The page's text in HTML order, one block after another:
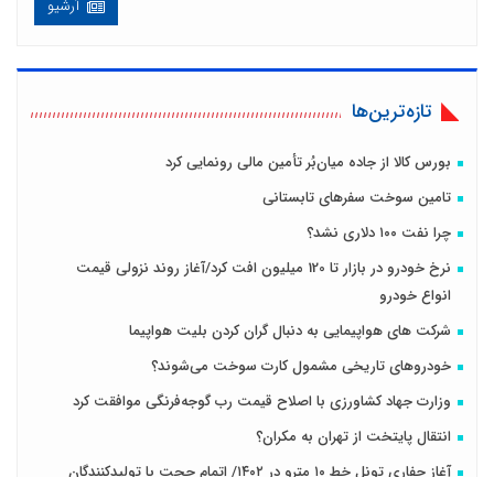
آرشیو
تازه‌ترین‌ها
بورس کالا از جاده میان‌بُر تأمین مالی رونمایی کرد
تامین سوخت سفرهای تابستانی
چرا نفت ۱۰۰ دلاری نشد؟
نرخ خودرو در بازار تا 120 میلیون افت کرد/آغاز روند نزولی قیمت
انواع خودرو
شرکت های هواپیمایی به دنبال گران کردن بلیت هواپیما
خودروهای تاریخی مشمول کارت سوخت می‌شوند؟
وزارت جهاد کشاورزی با اصلاح قیمت رب گوجه‌فرنگی موافقت کرد
انتقال پایتخت از تهران به مکران؟
آغاز حفاری تونل خط ۱۰ مترو در ۱۴۰۲/ اتمام حجت با تولیدکنندگان